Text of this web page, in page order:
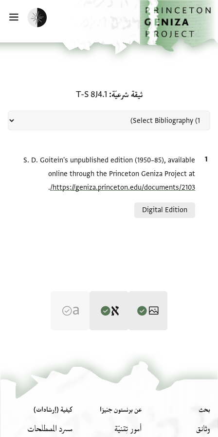
إلى المحتوى الرئيسي
الرئيسية
تفعيل الوضع المظلم
ثيقة شرعيّة T-S 8J4.1
الاقتباس المرجعي
S. D. Goitein's unpublished edition (1950–85), available
online through the Princeton Geniza Project at
https://geniza.princeton.edu/documents/2103/
.
Digital Edition
S. D. Goitein's unpublished edition (1950–85).
T-S 8J4.1 1v
تكبير و تدوير
T-S 8J4.1 2v تكبير و تدوير
بحث
وثائق
عن برنستون جنيزا
أمور تِقنيّة
كيفية (إرشادات)
مسرد المصطلحات